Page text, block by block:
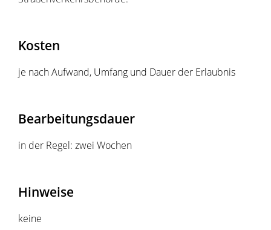
Kosten
je nach Aufwand, Umfang und Dauer der Erlaubnis
Bearbeitungsdauer
in der Regel: zwei Wochen
Hinweise
keine